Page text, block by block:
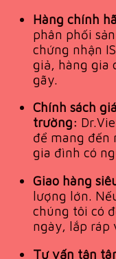
Hàng chính
phân phối
chứng nhận
giả, hàng gia
gãy.
Chính sách
trường:
để mang đến
gia đình có
Giao hàng
lượng lớn.
chúng tôi có
ngày, lắp ráp
Tư vấn tận